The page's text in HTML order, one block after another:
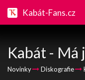
Kabát-Fans.cz
Kabát -
Novinky Diskografie